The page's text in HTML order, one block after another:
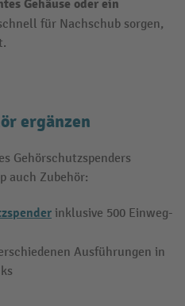
Gehäuse oder ein
für Nachschub sorgen,
ergänzen
Gehörschutzspenders
auch Zubehör:
inklusive 500 Einweg-
Ausführungen in